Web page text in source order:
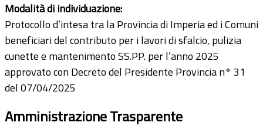
Modalità di individuazione:
Protocollo d’intesa tra la Provincia di Imperia ed i Comuni
beneficiari del contributo per i lavori di sfalcio, pulizia
cunette e mantenimento SS.PP. per l’anno 2025
approvato con Decreto del Presidente Provincia n° 31
del 07/04/2025
Amministrazione Trasparente